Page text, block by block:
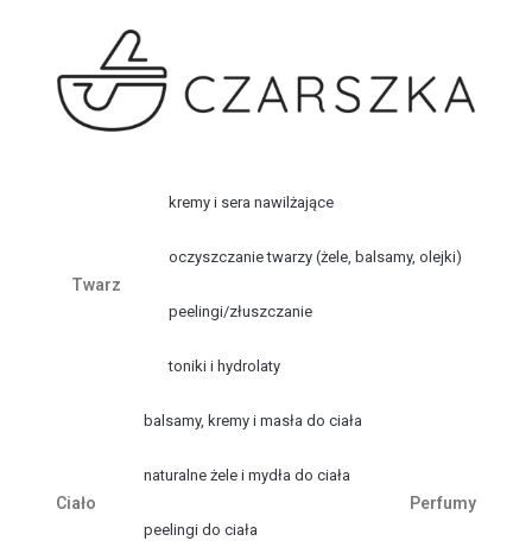
Twarz
kremy i sera nawilżające
oczyszczanie twarzy (żele, balsamy, olejki)
peelingi/złuszczanie
toniki i hydrolaty
Ciało
balsamy, kremy i masła do ciała
naturalne żele i mydła do ciała
peelingi do ciała
Perfumy